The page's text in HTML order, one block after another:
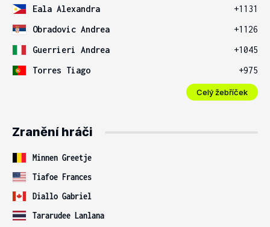
Eala Alexandra
+1131
Obradovic Andrea
+1126
Guerrieri Andrea
+1045
Torres Tiago
+975
Celý žebříček
Zranění hráči
Minnen Greetje
Tiafoe Frances
Diallo Gabriel
Tararudee Lanlana